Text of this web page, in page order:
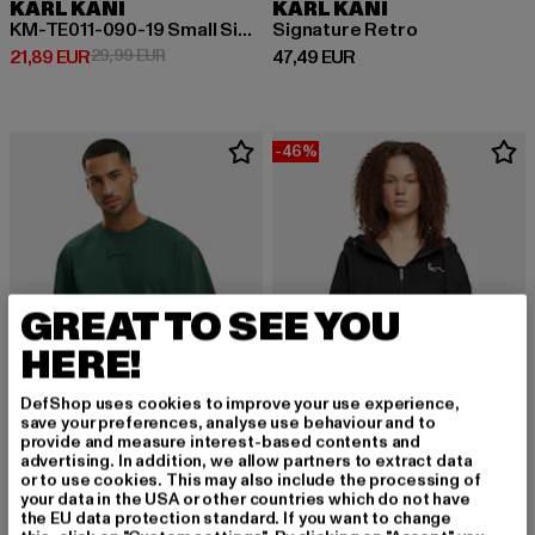
KARL KANI
KM-TE011-090-19 Small Signature Essential Tee
21,89 EUR
Derzeitiger Preis: 21,89 EUR
29,99 EURAktionspreis: 29,99 EUR
KARL KANI
Signature Retro
47,49 EUR
Derzeitiger Preis: 47,49 EUR
KARL KANI
Small Signature Essential
-46%
KARL KANI
69,99 EURAktionspreis:
GREAT TO SEE YOU
HERE!
DefShop uses cookies to improve your use experience,
save your preferences, analyse use behaviour and to
provide and measure interest-based contents and
advertising. In addition, we allow partners to extract data
or to use cookies. This may also include the processing of
your data in the USA or other countries which do not have
the EU data protection standard. If you want to change